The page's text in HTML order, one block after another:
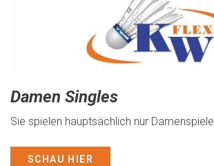
Damen Singles
Sie spielen hauptsächlich nur Damenspiele
SCHAU HIER